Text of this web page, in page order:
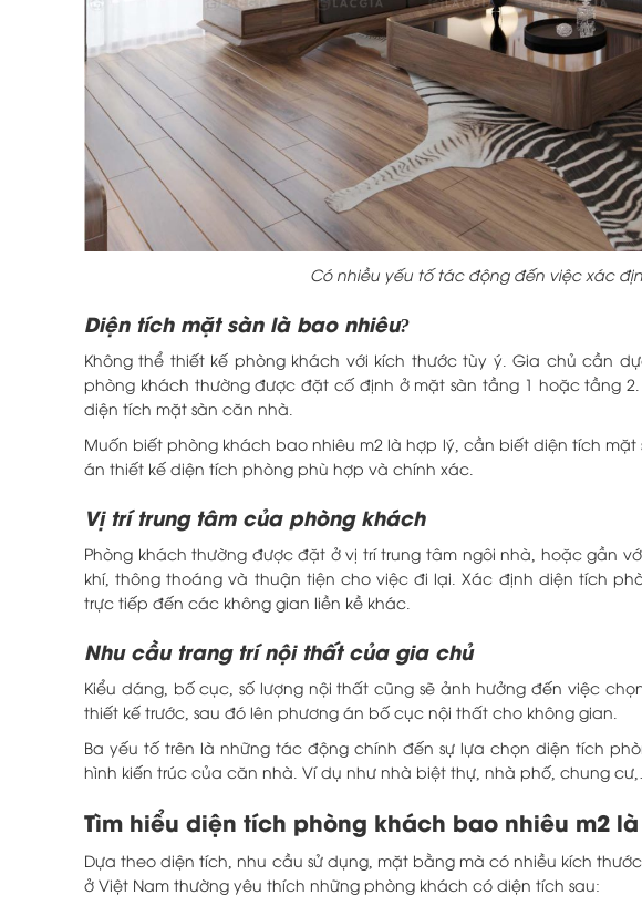
Có nhiều yếu tố tác động đến việc xác
Diện tích mặt sàn là bao nhiêu?
Không thể thiết kế phòng khách với kích thước tùy ý. Gia chủ cần
phòng khách thường được đặt cố định ở mặt sàn tầng 1 hoặc tầng
diện tích mặt sàn căn nhà.
Muốn biết phòng khách bao nhiêu m2 là hợp lý, cần biết diện tích
án thiết kế diện tích phòng phù hợp và chính xác.
Vị trí trung tâm của phòng khách
Phòng khách thường được đặt ở vị trí trung tâm ngôi nhà, hoặc gần
khí, thông thoáng và thuận tiện cho việc đi lại. Xác định diện tích
trực tiếp đến các không gian liền kề khác.
Nhu cầu trang trí nội thất của gia chủ
Kiểu dáng, bố cục, số lượng nội thất cũng sẽ ảnh hưởng đến việc
thiết kế trước, sau đó lên phương án bố cục nội thất cho không gian.
Ba yếu tố trên là những tác động chính đến sự lựa chọn diện tích
hình kiến trúc của căn nhà. Ví dụ như nhà biệt thự, nhà phố, chung
Tìm hiểu diện tích phòng khách bao nhiêu m2 là
Dựa theo diện tích, nhu cầu sử dụng, mặt bằng mà có nhiều kích
ở Việt Nam thường yêu thích những phòng khách có diện tích sau: